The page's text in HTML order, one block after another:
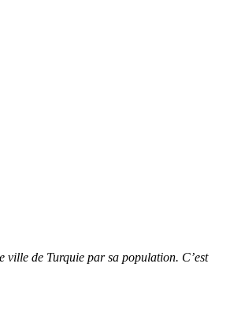
ville de Turquie par sa population. C’est